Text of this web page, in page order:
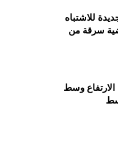
للاشتباه
سرقة من
وسط